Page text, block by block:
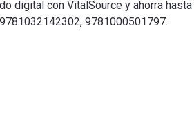
digital con VitalSource y ahorra
9781000501797.